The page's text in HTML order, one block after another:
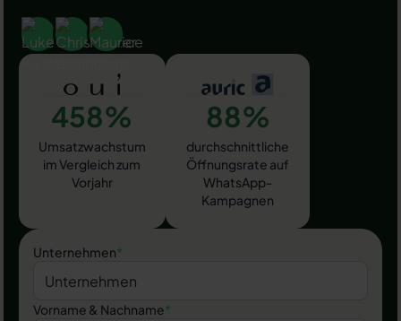
458%
Umsatzwachstum
im Vergleich zum
Vorjahr
88%
durchschnittliche
Öffnungsrate auf
WhatsApp-
Kampagnen
Unternehmen*
Vorname & Nachname*